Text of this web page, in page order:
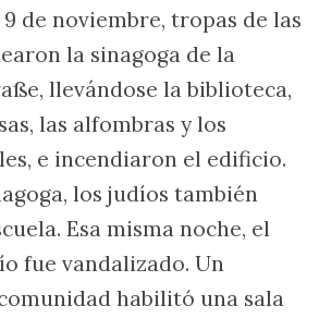
de noviembre, tropas de las
la sinagoga de la
llevándose la biblioteca,
las alfombras y los
e incendiaron el edificio.
los judíos también
Esa misma noche, el
fue vandalizado. Un
habilitó una sala